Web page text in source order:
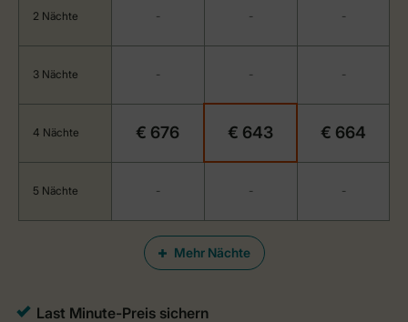
Mehr Nächte
2 Nächte - - -
3 Nächte - - -
4 Nächte € 676 € 643 € 664
5 Nächte - - -